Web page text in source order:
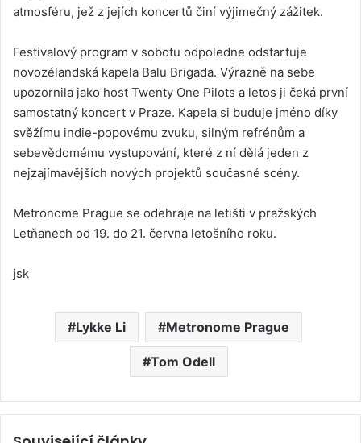
atmosféru, jež z jejích koncertů činí výjimečný zážitek.
Festivalový program v sobotu odpoledne odstartuje
novozélandská kapela Balu Brigada. Výrazně na sebe
upozornila jako host Twenty One Pilots a letos ji čeká první
samostatný koncert v Praze. Kapela si buduje jméno díky
svěžímu indie-popovému zvuku, silným refrénům a
sebevědomému vystupování, které z ní dělá jeden z
nejzajímavějších nových projektů současné scény.
Metronome Prague se odehraje na letišti v pražských
Letňanech od 19. do 21. června letošního roku.
jsk
Lykke Li Metronome Prague
Tom Odell